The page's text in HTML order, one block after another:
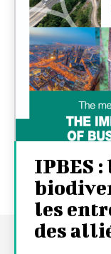
IPBES :
les
des